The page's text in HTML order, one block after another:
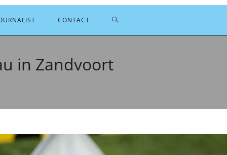
CONTACT TOGGLE
in Zandvoort